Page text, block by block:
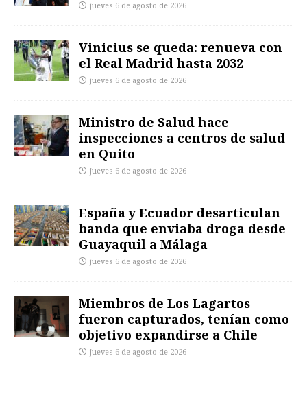
jueves 6 de agosto de 2026
Vinicius se queda: renueva con
el Real Madrid hasta 2032
jueves 6 de agosto de 2026
Ministro de Salud hace
inspecciones a centros de salud
en Quito
jueves 6 de agosto de 2026
España y Ecuador desarticulan
banda que enviaba droga desde
Guayaquil a Málaga
jueves 6 de agosto de 2026
Miembros de Los Lagartos
fueron capturados, tenían como
objetivo expandirse a Chile
jueves 6 de agosto de 2026